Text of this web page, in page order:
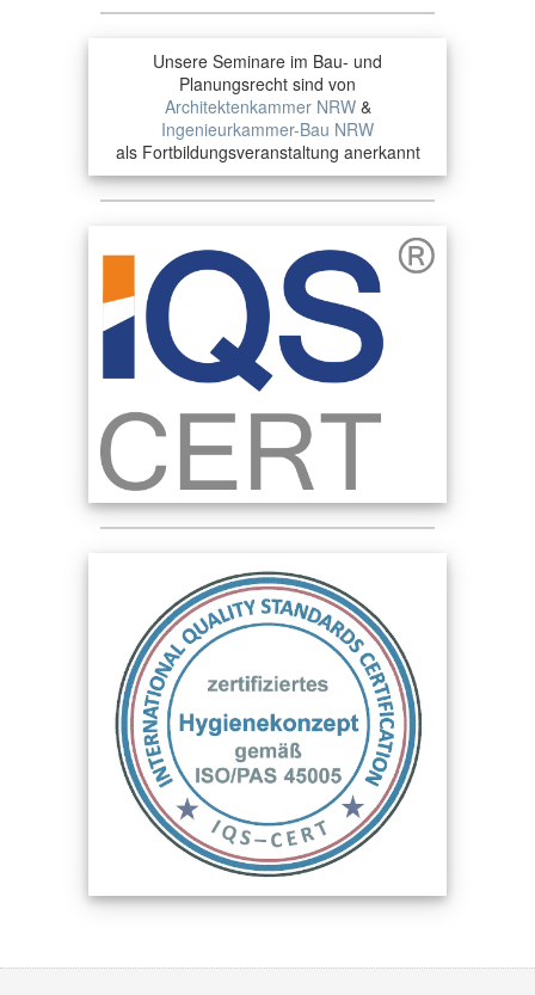
Unsere Seminare im Bau- und
Planungsrecht sind von
Architektenkammer NRW&
Ingenieurkammer-Bau NRW
als Fortbildungsveranstaltung anerkannt